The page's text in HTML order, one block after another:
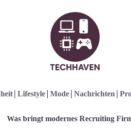
Lifestyle Mode Nachrichten
Was bringt modernes Recruiting